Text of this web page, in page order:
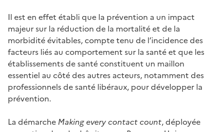
Il est en effet établi que la prévention a un impact
majeur sur la réduction de la mortalité et de la
morbidité évitables, compte tenu de l’incidence des
facteurs liés au comportement sur la santé et que les
établissements de santé constituent un maillon
essentiel au côté des autres acteurs, notamment des
professionnels de santé libéraux, pour développer la
prévention.
La démarche Making every contact count, déployée